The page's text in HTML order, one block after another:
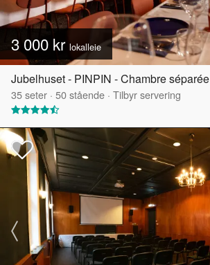
3 000 kr lokalleie
Jubelhuset - PINPIN - Chambre séparée
35seter · 50stående · Tilbyr servering